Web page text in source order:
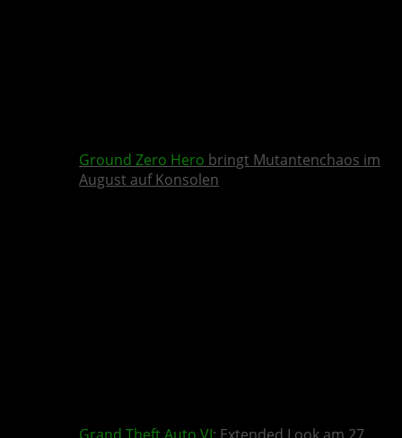
Ground Zero Hero bringt Mutantenchaos im
August auf Konsolen